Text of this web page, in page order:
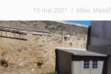
15 mai 2021 Allée, Massif